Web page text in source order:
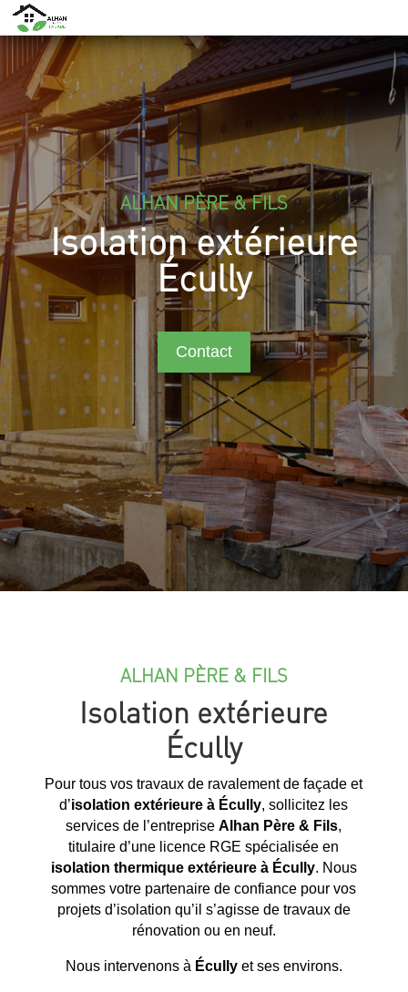
ALHAN PÈRE & FILS
Isolation extérieure
Écully
Contact
ALHAN PÈRE & FILS
Isolation extérieure
Écully
Pour tous vos travaux de ravalement de façade et
d’isolation extérieure à Écully, sollicitez les
services de l’entrepriseAlhan Père & Fils,
titulaire d’une licence RGE spécialisée en
isolation thermique extérieure à Écully. Nous
sommes votre partenaire de confiance pour vos
projets d’isolation qu’il s’agisse de travaux de
rénovation ou en neuf.
Nous intervenons à Écullyet ses environs.